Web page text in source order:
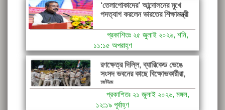
‘তেলাপোকাদের’ আন্দোলনের মুখে
পদত্যাগ করলেন ভারতের শিক্ষামন্ত্রী
প্রকাশিতঃ ২৫ জুলাই ২০২৬, শনি,
১১:১৫ অপরাহ্ণ
রণক্ষেত্র দিল্লি, ব্যারিকেড ভেঙে
সংসদ ভবনের কাছে বিক্ষোভকারীরা,
ফটক...
প্রকাশিতঃ ২১ জুলাই ২০২৬, মঙ্গল,
১২:১৯ পূর্বাহ্ণ